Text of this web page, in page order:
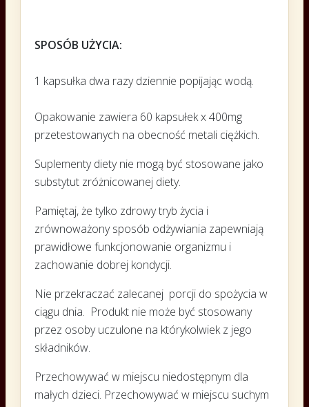
SPOSÓB UŻYCIA:
1 kapsułka dwa razy dziennie popijając wodą.
Opakowanie zawiera 60 kapsułek x 400mg
przetestowanych na obecność metali ciężkich.
Suplementy diety nie mogą być stosowane jako
substytut zróżnicowanej diety.
Pamiętaj, że tylko zdrowy tryb życia i
zrównoważony sposób odżywiania zapewniają
prawidłowe funkcjonowanie organizmu i
zachowanie dobrej kondycji.
Nie przekraczać zalecanej porcji do spożycia w
ciągu dnia. Produkt nie może być stosowany
przez osoby uczulone na którykolwiek z jego
składników.
Przechowywać w miejscu niedostępnym dla
małych dzieci. Przechowywać w miejscu suchym